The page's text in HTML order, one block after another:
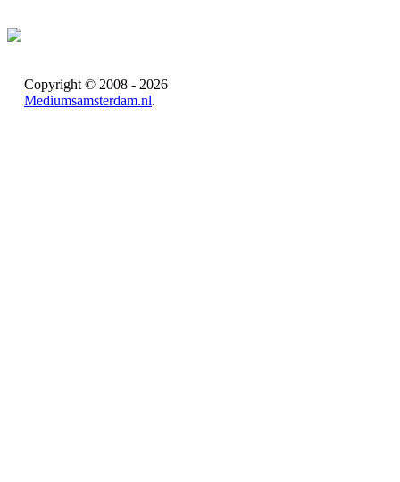
Copyright © 2008 - 2026
Mediumsamsterdam.nl.